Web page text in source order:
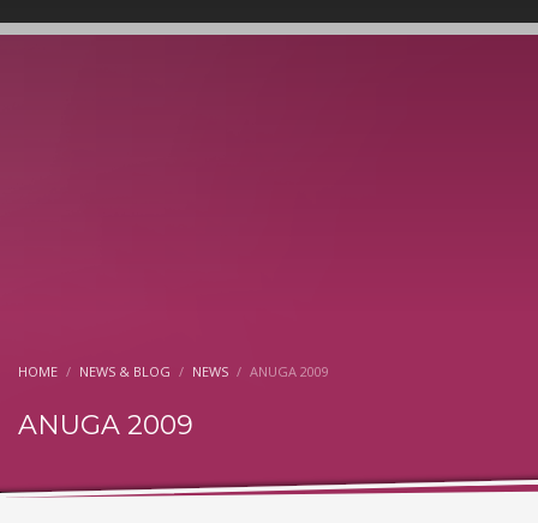
HOME NEWS & BLOG NEWS ANUGA 2009
ANUGA 2009